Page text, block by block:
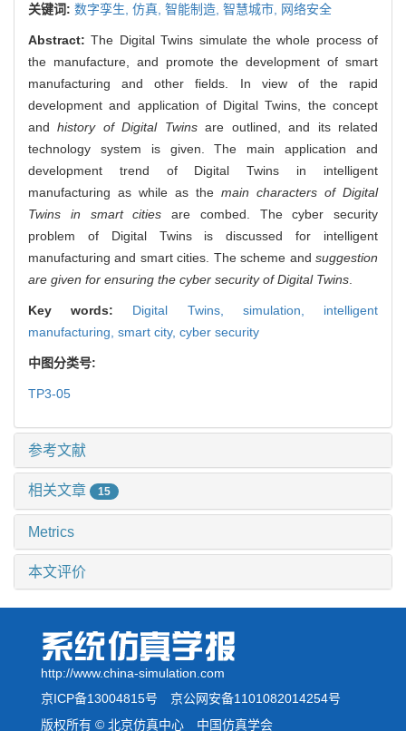
关键词: 数字孪生, 仿真, 智能制造, 智慧城市, 网络安全
Abstract:The Digital Twins simulate the whole process of
the manufacture, and promote the development of smart
manufacturing and other fields. In view of the rapid
development and application of Digital Twins, the concept
andhistory of Digital Twinsare outlined, and its related
technology system is given. The main application and
development trend of Digital Twins in intelligent
manufacturing as while as the main characters of Digital
Twins in smart cities are combed. The cyber security
problem of Digital Twins is discussed for intelligent
manufacturing and smart cities. The scheme and suggestion
are given for ensuring the cyber security of Digital Twins
Key words: Digital Twins, simulation, intelligent
manufacturing, smart city, cyber security
中图分类号:
TP3-05
参考文献
相关文章 15
Metrics
本文评价
http://www.china-simulation.com
京ICP备13004815号 京公网安备1101082014254号
版权所有 © 北京仿真中心 中国仿真学会